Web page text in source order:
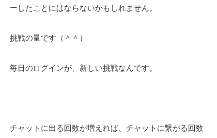
ーしたことにはならないかもしれません。
挑戦の量です（＾＾）
毎日のログインが、新しい挑戦なんです。
チャットに出る回数が増えれば、チャットに繋がる回数